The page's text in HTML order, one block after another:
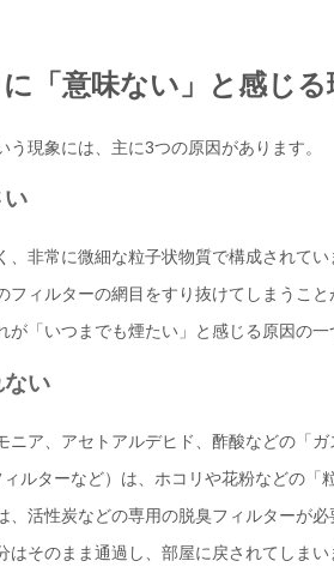
「意味ない」と感じる
う現象には、主に3つの原因があります。
い
、非常に微細な粒子状物質で構成されて
フィルターの網目をすり抜けてしまうこ
「いつまでも煙たい」と感じる原因の一
ない
ニア、アセトアルデヒド、酢酸などの「
ルターなど）は、ホコリや花粉などの「
、活性炭などの専用の脱臭フィルターが
そのまま通過し、部屋に戻されてしまい